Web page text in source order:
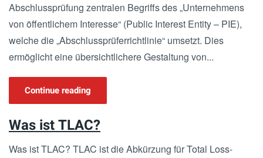
Abschlussprüfung zentralen Begriffs des „Unternehmens
von öffentlichem Interesse“ (Public Interest Entity – PIE),
welche die „Abschlussprüferrichtlinie“ umsetzt. Dies
ermöglicht eine übersichtlichere Gestaltung von...
Continue reading
Was ist TLAC?
Was ist TLAC? TLAC ist die Abkürzung für Total Loss-